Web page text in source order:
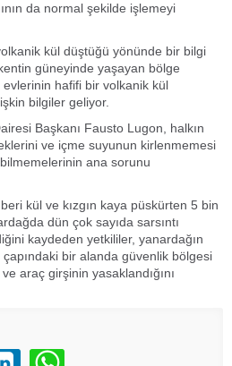
da normal şekilde işlemeyi
kül düştüğü yönünde bir bilgi
güneyinde yaşayan bölge
evlerinin hafifi bir volkanik kül
bilgiler geliyor.
Başkanı Fausto Lugon, halkın
ve içme suyunun kirlenmemesi
ana sorunu
kül ve kızgın kaya püskürten 5 bin
dün çok sayıda sarsıntı
kaydeden yetkililer, yanardağın
bir alanda güvenlik bölgesi
araç girşinin yasaklandığını